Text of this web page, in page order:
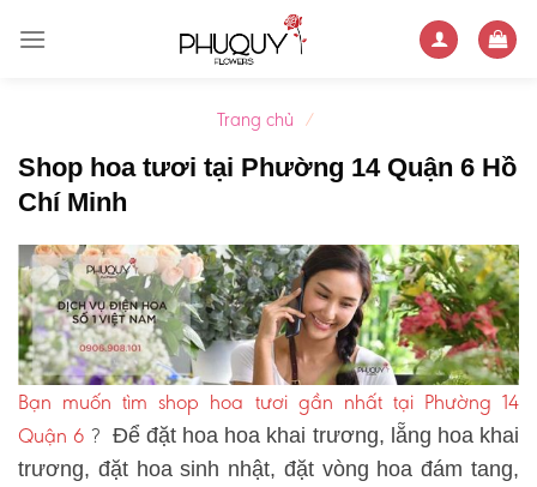
Trang chủ /
Shop hoa tươi tại Phường 14 Quận 6 Hồ
Chí Minh
Bạn muốn tìm shop hoa tươi gần nhất tại Phường 14
Quận 6 ? Để đặt hoa hoa khai trương, lẵng hoa khai
trương, đặt hoa sinh nhật, đặt vòng hoa đám tang,